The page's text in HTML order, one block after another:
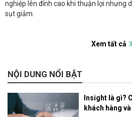
nghiệp lên đỉnh cao khi thuận lợi nhưng
sụt giảm.
Xem tất cả
NỘI DUNG NỔI BẬT
Insight là gì?
khách hàng